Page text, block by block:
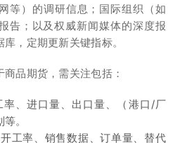
等）的调研信息；国际组织（如
告；以及权威新闻媒体的深度报
，定期更新关键指标。
品期货，需关注包括：
、进口量、出口量、（港口/厂
。
工率、销售数据、订单量、替代